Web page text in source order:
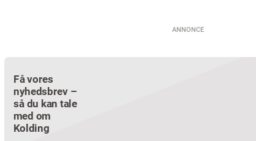
ANNONCE
Få vores
nyhedsbrev –
så du kan tale
med om
Kolding